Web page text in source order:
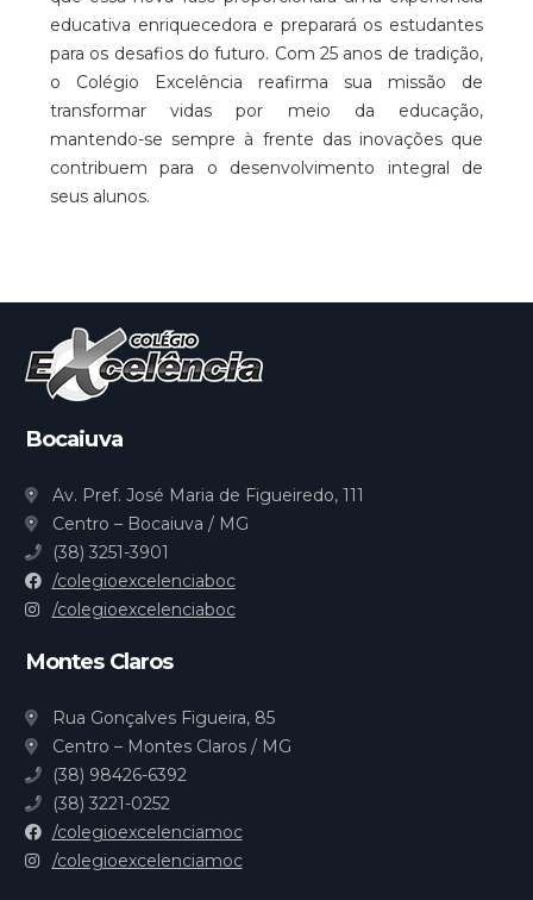
educativa enriquecedora e preparará os estudantes
para os desafios do futuro. Com 25 anos de tradição,
o Colégio Excelência reafirma sua missão de
transformar vidas por meio da educação,
mantendo-se sempre à frente das inovações que
contribuem para o desenvolvimento integral de
seus alunos.
Bocaiuva
Av. Pref. José Maria de Figueiredo, 111
Centro – Bocaiuva / MG
(38) 3251-3901
/colegioexcelenciaboc
/colegioexcelenciaboc
Montes Claros
Rua Gonçalves Figueira, 85
Centro – Montes Claros / MG
(38) 98426-6392
(38) 3221-0252
/colegioexcelenciamoc
/colegioexcelenciamoc